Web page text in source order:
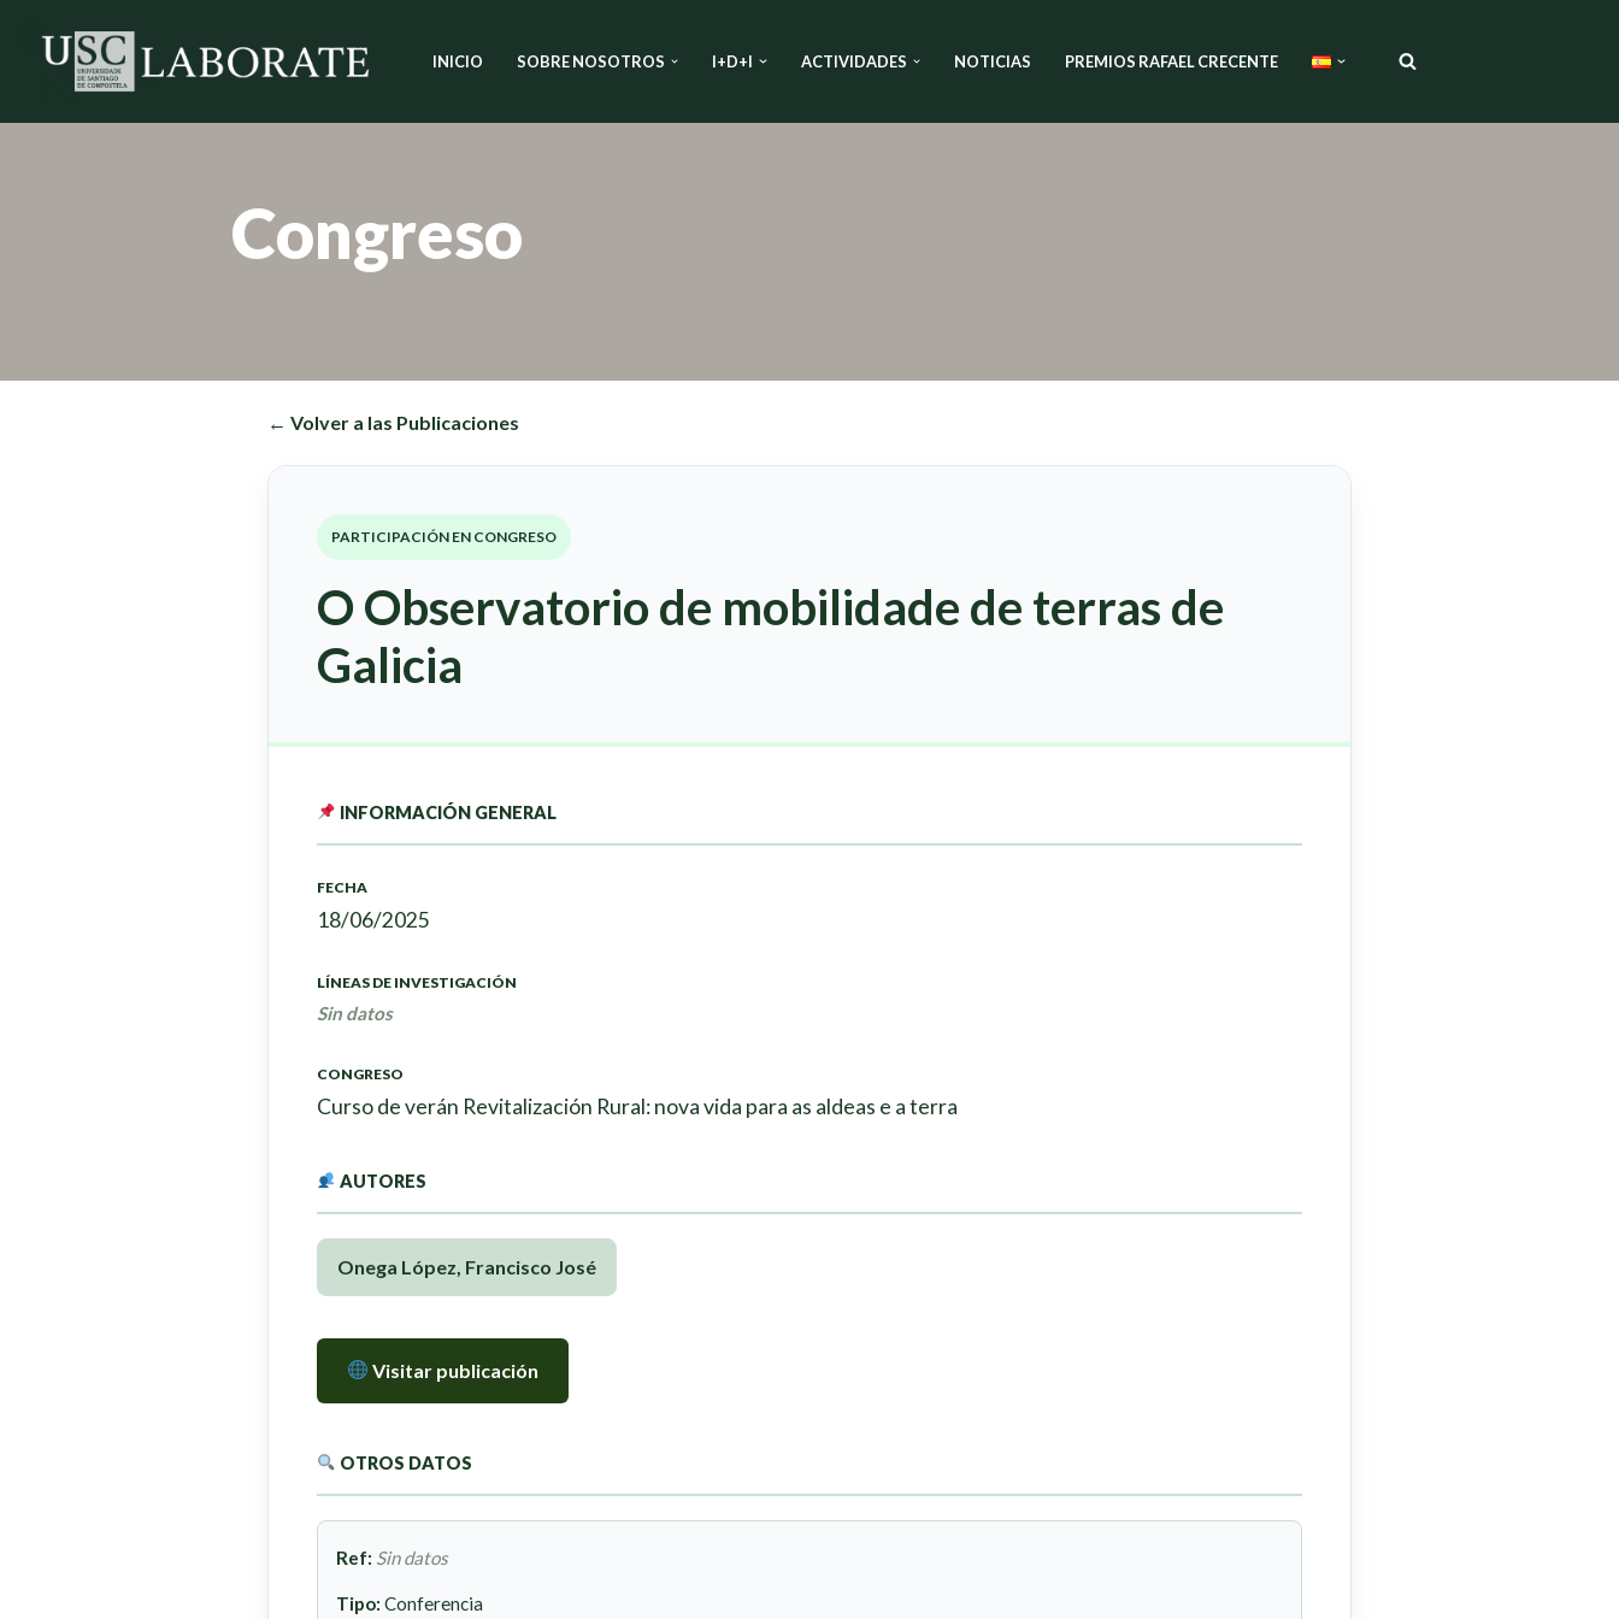
Saltar
INICIO SOBRE NOSOTROS I+D+I ACTIVIDADES NOTICIAS PREMIOS RAFAEL CRECENTE
Congreso
← Volver a las Publicaciones
PARTICIPACIÓN EN CONGRESO
O Observatorio de mobilidade de terras de
Galicia
INFORMACIÓN GENERAL
FECHA
18/06/2025
LÍNEAS DE INVESTIGACIÓN
Sin datos
CONGRESO
Curso de verán Revitalización Rural: nova vida para as aldeas e a terra
AUTORES
Onega López, Francisco José
Visitar publicación
OTROS DATOS
Ref: Sin datos
Tipo: Conferencia